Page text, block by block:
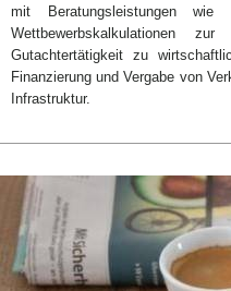
mit Beratungsleistungen wie
Wettbewerbskalkulationen
Gutachtertätigkeit zu
Finanzierung und Vergabe von
Infrastruktur.